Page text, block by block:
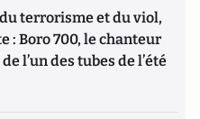
terrorisme et du viol,
: Boro 700, le chanteur
l’un des tubes de l’été